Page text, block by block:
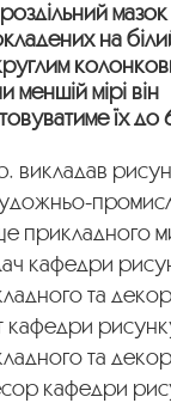
мазок
на
меншій мірі він
їх до
викладав
прикладного
кафедри
та
та
кафедри